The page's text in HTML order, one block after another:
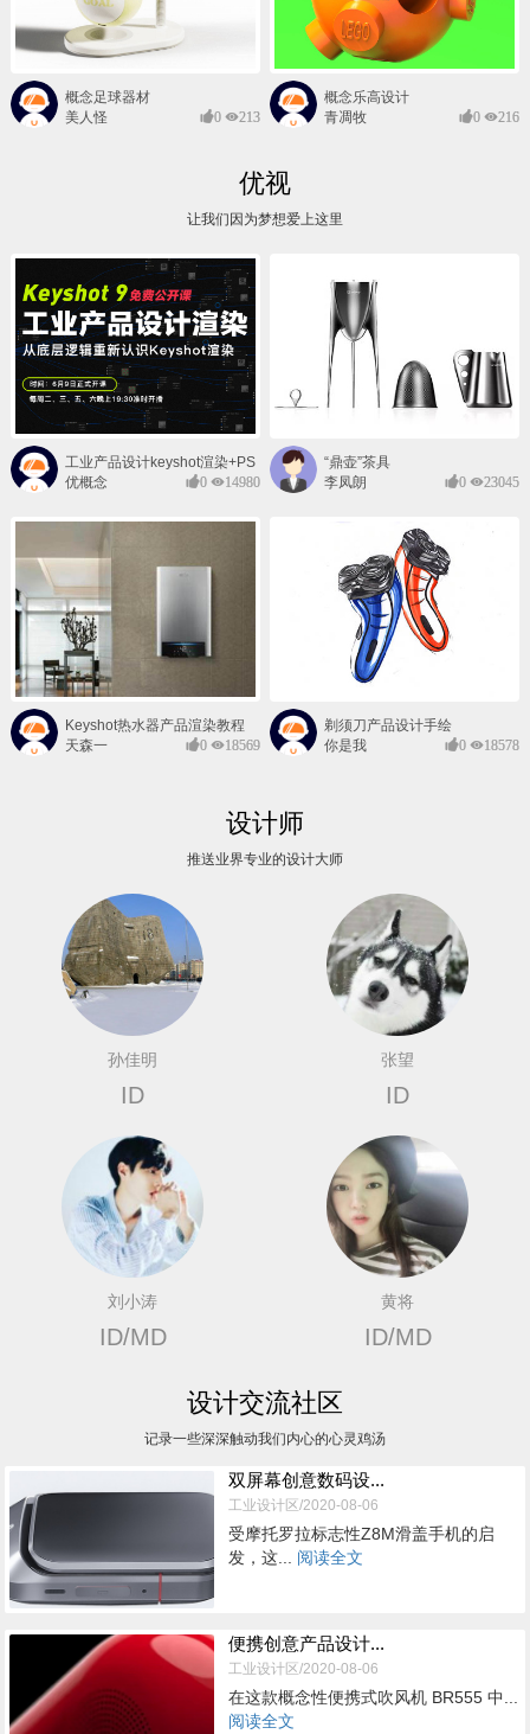
概念足球器材
美人怪
0 213
概念乐高设计
青凋牧
0 216
优视
让我们因为梦想爱上这里
工业产品设计keyshot渲染+PS
后期班
优概念 0 14980
“鼎壶”茶具
李凤朗
0 23045
Keyshot热水器产品渲染教程
天森一
0 18569
剃须刀产品设计手绘
你是我
0 18578
设计师
推送业界专业的设计大师
孙佳明
ID
张望
ID
刘小涛
ID/MD
黄将
ID/MD
设计交流社区
记录一些深深触动我们内心的心灵鸡汤
双屏幕创意数码设...
工业设计区/2020-08-06
受摩托罗拉标志性Z8M滑盖手机的启
发，这... 阅读全文
便携创意产品设计...
工业设计区/2020-08-06
在这款概念性便携式吹风机 BR555 中...
阅读全文